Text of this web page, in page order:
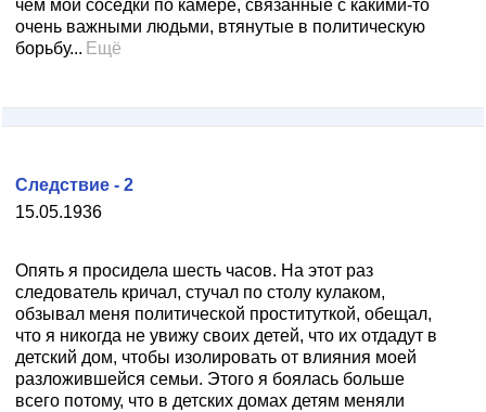
чем мои соседки по камере, связанные с какими-то
очень важными людьми, втянутые в политическую
борьбу... Ещё
15.05.1936
Следствие - 2
Опять я просидела шесть часов. На этот раз
следователь кричал, стучал по столу кулаком,
обзывал меня политической проституткой, обещал,
что я никогда не увижу своих детей, что их отдадут в
детский дом, чтобы изолировать от влияния моей
разложившейся семьи. Этого я боялась больше
всего потому, что в детских домах детям меняли